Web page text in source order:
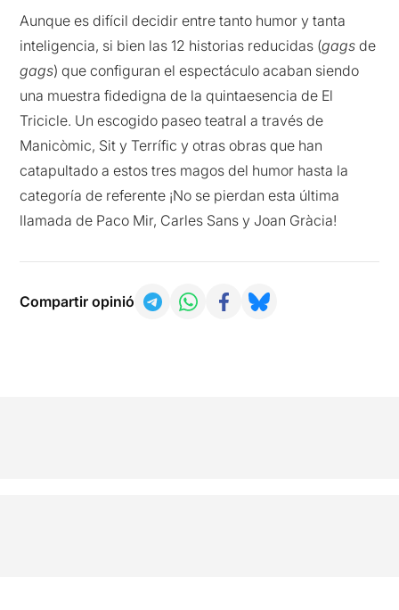
Aunque es difícil decidir entre tanto humor y tanta
inteligencia, si bien las 12 historias reducidas (gags de
gags) que configuran el espectáculo acaban siendo
una muestra fidedigna de la quintaesencia de El
Tricicle. Un escogido paseo teatral a través de
Manicòmic, Sit y Terrífic y otras obras que han
catapultado a estos tres magos del humor hasta la
categoría de referente ¡No se pierdan esta última
llamada de Paco Mir, Carles Sans y Joan Gràcia!
Compartir opinió